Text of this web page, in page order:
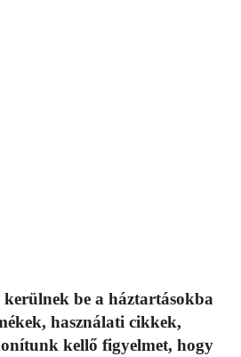
kerülnek be a háztartásokba
használati cikkek,
kellő figyelmet, hogy